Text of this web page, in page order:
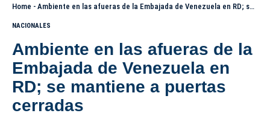
Home - Ambiente en las afueras de la Embajada de Venezuela en RD; se mantiene a puertas cerradas
NACIONALES
Ambiente en las afueras de la
Embajada de Venezuela en
RD; se mantiene a puertas
cerradas